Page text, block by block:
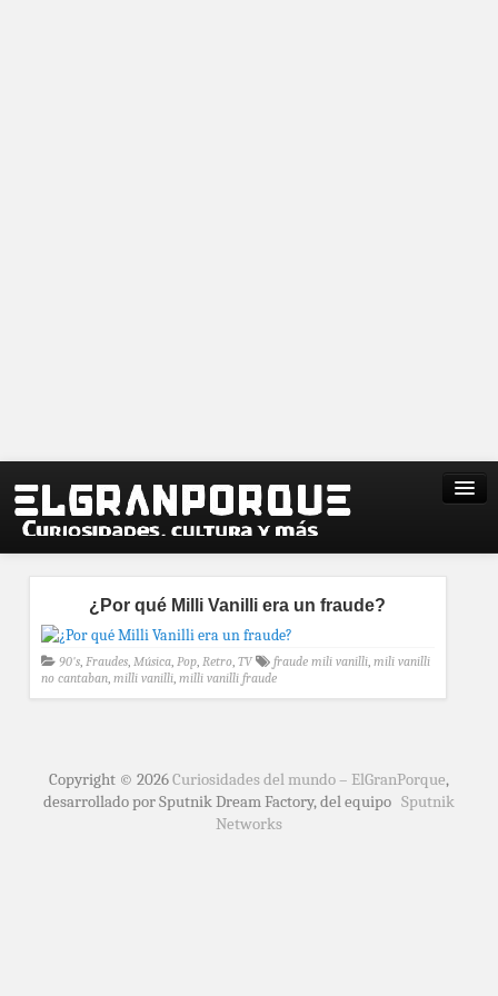
¿Por qué Milli Vanilli era un fraude?
90's, Fraudes, Música, Pop, Retro, TV fraude mili vanilli, mili vanilli
no cantaban, milli vanilli, milli vanilli fraude
Copyright © 2026Curiosidades del mundo – ElGranPorque,
desarrollado por Sputnik Dream Factory, del equipo Sputnik
Networks